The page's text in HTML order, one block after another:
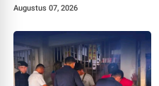
Augustus 07, 2026